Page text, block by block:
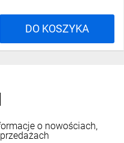
DO KOSZYKA
o nowościach,